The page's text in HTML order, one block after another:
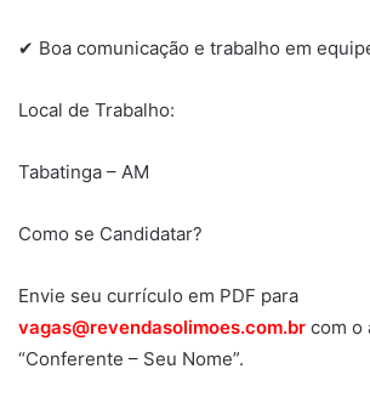
✔ Boa comunicação e trabalho em
Local de Trabalho:
Tabatinga – AM
Como se Candidatar?
Envie seu currículo em PDF para
vagas@revendasolimoes.com.br com o
“Conferente – Seu Nome”.